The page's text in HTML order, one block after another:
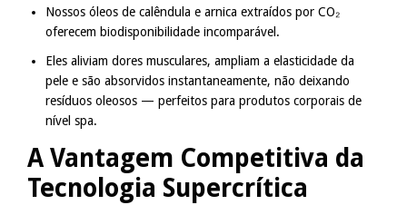
Nossos óleos de calêndula e arnica extraídos por CO₂
oferecem biodisponibilidade incomparável.
Eles aliviam dores musculares, ampliam a elasticidade da
pele e são absorvidos instantaneamente, não deixando
resíduos oleosos — perfeitos para produtos corporais de
nível spa.
A Vantagem Competitiva da
Tecnologia Supercrítica